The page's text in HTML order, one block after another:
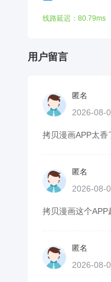
线路延迟：80.79ms
用户留言
匿名
2026-08-
拷贝漫画APP太香
匿名
2026-08-
拷贝漫画这个APP
匿名
2026-08-